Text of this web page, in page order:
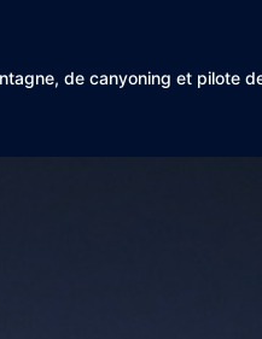
de canyoning et pilote